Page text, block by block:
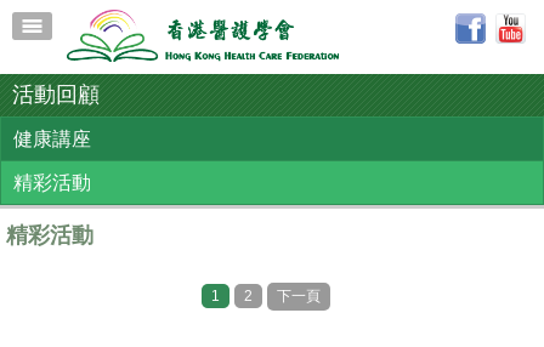
活動回顧
健康講座
精彩活動
精彩活動
1 2 下一頁